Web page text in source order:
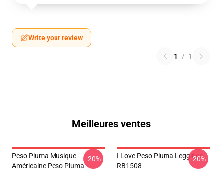
Write your review
1 / 1
Meilleures ventes
Peso Pluma Musique
Américaine Peso Pluma
-20%
I Love Peso Pluma Leggings
RB1508
-20%